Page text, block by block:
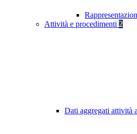
Attività e procedimenti 2
Dati aggregati attività